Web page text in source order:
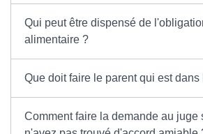
Qui peut être dispensé de
alimentaire ?
Que doit faire le parent qui est
Comment faire la demande au juge